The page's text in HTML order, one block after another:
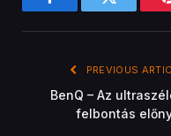
FacebookTwitter
PREVIOUS
BenQ – Az
felbontás